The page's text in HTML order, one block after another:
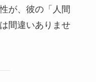
が、彼の「人間
間違いありませ